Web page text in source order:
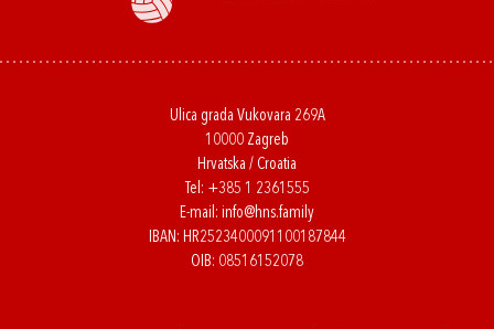
Ulica grada Vukovara 269A
10000 Zagreb
Hrvatska / Croatia
Tel: +385 1 2361555
E-mail: info@hns.family
IBAN: HR2523400091100187844
OIB: 08516152078